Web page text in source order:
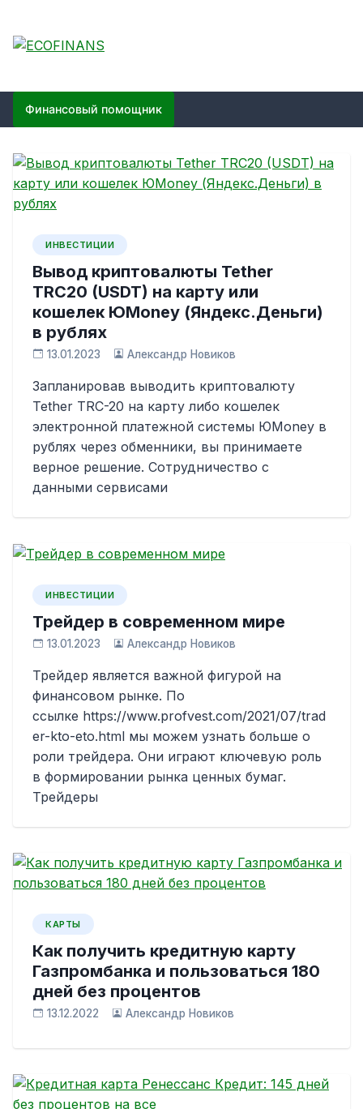
content
ECOFINANS
Финансовый помощник
ИНВЕСТИЦИИ
Вывод криптовалюты Tether
TRC20 (USDT) на карту или
кошелек ЮMoney (Яндекс.Деньги)
в рублях
13.01.2023 Александр Новиков
Запланировав выводить криптовалюту
Tether TRC-20 на карту либо кошелек
электронной платежной системы ЮMoney в
рублях через обменники, вы принимаете
верное решение. Сотрудничество с
данными сервисами
ИНВЕСТИЦИИ
Трейдер в современном мире
13.01.2023 Александр Новиков
Трейдер является важной фигурой на
финансовом рынке. По
ссылке https://www.profvest.com/2021/07/trad
er-kto-eto.html мы можем узнать больше о
роли трейдера. Они играют ключевую роль
в формировании рынка ценных бумаг.
Трейдеры
КАРТЫ
Как получить кредитную карту
Газпромбанка и пользоваться 180
дней без процентов
13.12.2022 Александр Новиков